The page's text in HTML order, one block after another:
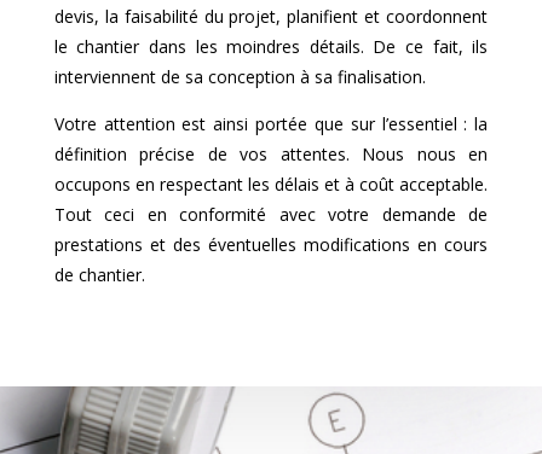
devis, la faisabilité du projet, planifient et coordonnent
le chantier dans les moindres détails. De ce fait, ils
interviennent de sa conception à sa finalisation.
Votre attention est ainsi portée que sur l’essentiel : la
définition précise de vos attentes. Nous nous en
occupons en respectant les délais et à coût acceptable.
Tout ceci en conformité avec votre demande de
prestations et des éventuelles modifications en cours
de chantier.